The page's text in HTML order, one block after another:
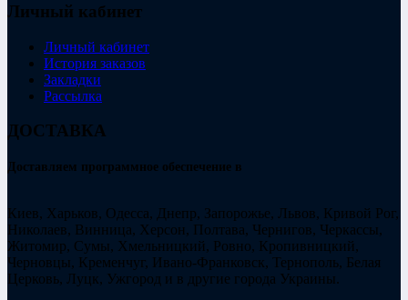
Личный кабинет
Личный кабинет
История заказов
Закладки
Рассылка
ДОСТАВКА
Доставляем программное обеспечение в
Киев, Харьков, Одесса, Днепр, Запорожье, Львов, Кривой Рог,
Николаев, Винница, Херсон, Полтава, Чернигов, Черкассы,
Житомир, Сумы, Хмельницкий, Ровно, Кропивницкий,
Черновцы, Кременчуг, Ивано-Франковск, Тернополь, Белая
Церковь, Луцк, Ужгород и в другие города Украины.